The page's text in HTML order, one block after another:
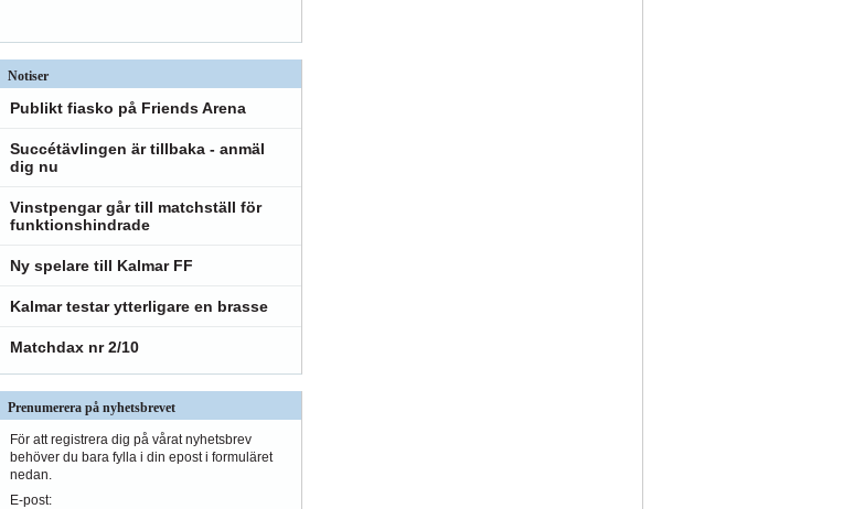
Notiser
Publikt fiasko på Friends Arena
Succétävlingen är tillbaka - anmäl
dig nu
Vinstpengar går till matchställ för
funktionshindrade
Ny spelare till Kalmar FF
Kalmar testar ytterligare en brasse
Matchdax nr 2/10
Prenumerera på nyhetsbrevet
För att registrera dig på vårat nyhetsbrev
behöver du bara fylla i din epost i formuläret
nedan.
E-post: